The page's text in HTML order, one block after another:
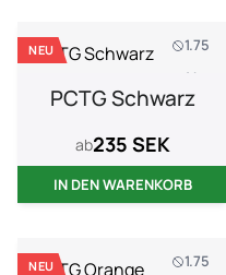
1.75
1 kg
NEU
PCTG Schwarz
ab235 SEK
IN DEN WARENKORB
1.75
NEU